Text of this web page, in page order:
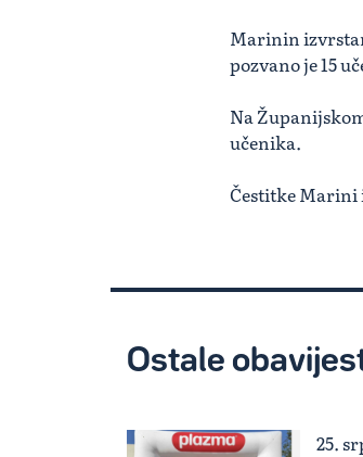
Marinin
pozvano je 15
Na
učenika.
Čestitke Marini
Ostale
25.